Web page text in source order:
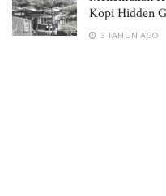
Kopi Hidden
3 TAHUN AGO